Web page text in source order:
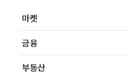
마켓
금융
부동산